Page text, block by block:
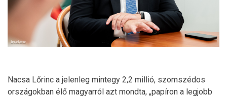
Nacsa Lőrinc a jelenleg mintegy 2,2 millió, szomszédos
országokban élő magyarról azt mondta, „papíron a legjobb